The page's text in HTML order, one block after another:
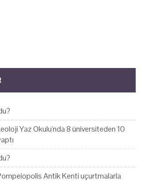
Yaz Okulu'nda 8 üniversiteden 10
Antik Kenti uçurtmalarla